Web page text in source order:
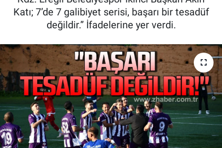
Katı; 7’de 7 galibiyet serisi, başarı bir tesadüf
değildir.” İfadelerine yer verdi.